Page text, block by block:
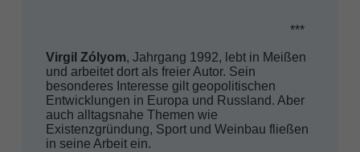
***
Virgil Zólyom, Jahrgang 1992, lebt in Meißen
und arbeitet dort als freier Autor. Sein
besonderes Interesse gilt geopolitischen
Entwicklungen in Europa und Russland. Aber
auch alltagsnahe Themen wie
Existenzgründung, Sport und Weinbau fließen
in seine Arbeit ein.